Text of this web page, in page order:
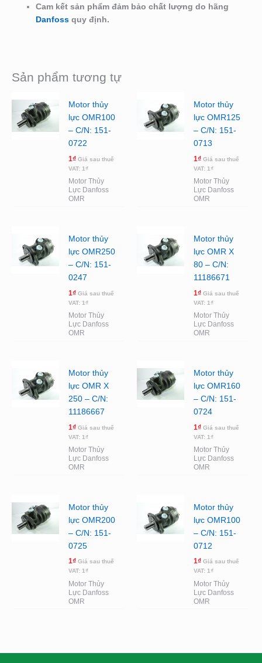
Cam kết sản phẩm đảm bảo chất lượng do hãng
Danfoss quy định.
Sản phẩm tương tự
Motor thủy
lực OMR100
– C/N: 151-
0722
1₫ Giá sau thuế
VAT: 1₫
Motor Thủy
Lực Danfoss
OMR
Motor thủy
lực OMR125
– C/N: 151-
0713
1₫ Giá sau thuế
VAT: 1₫
Motor Thủy
Lực Danfoss
OMR
Motor thủy
lực OMR250
– C/N: 151-
0247
1₫ Giá sau thuế
VAT: 1₫
Motor Thủy
Lực Danfoss
OMR
Motor thủy
lực OMR X
80 – C/N:
11186671
1₫ Giá sau thuế
VAT: 1₫
Motor Thủy
Lực Danfoss
OMR
Motor thủy
lực OMR X
250 – C/N:
11186667
1₫ Giá sau thuế
VAT: 1₫
Motor Thủy
Lực Danfoss
OMR
Motor thủy
lực OMR160
– C/N: 151-
0724
1₫ Giá sau thuế
VAT: 1₫
Motor Thủy
Lực Danfoss
OMR
Motor thủy
lực OMR200
– C/N: 151-
0725
1₫ Giá sau thuế
VAT: 1₫
Motor Thủy
Lực Danfoss
OMR
Motor thủy
lực OMR100
– C/N: 151-
0712
1₫ Giá sau thuế
VAT: 1₫
Motor Thủy
Lực Danfoss
OMR